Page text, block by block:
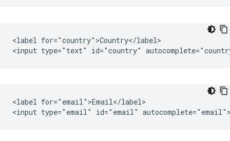
<label for="country">Country</label>
<label for="email">Email</label>